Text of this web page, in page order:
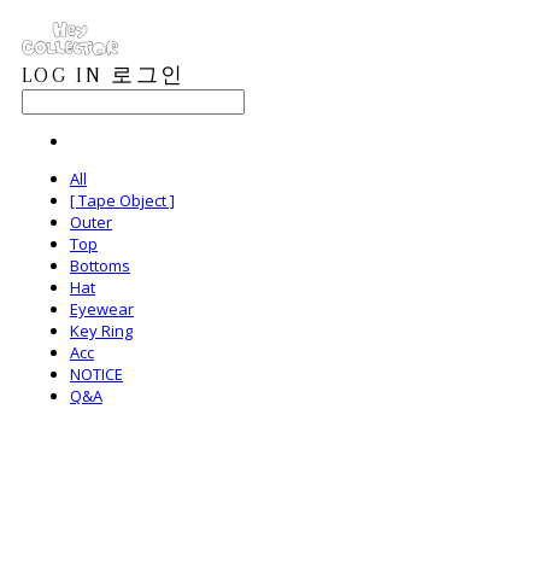
LOG IN 로그인
All
[ Tape Object ]
Outer
Top
Bottoms
Hat
Eyewear
Key Ring
Acc
NOTICE
Q&A